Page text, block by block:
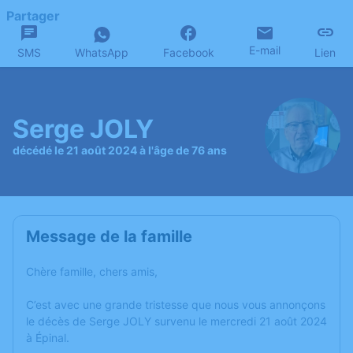
Partager
SMS WhatsApp Facebook E-mail Lien
Serge JOLY
décédé le 21 août 2024 à l'âge de 76 ans
Message de la famille
Chère famille, chers amis,
C’est avec une grande tristesse que nous vous annonçons
le décès de Serge JOLY survenu le mercredi 21 août 2024
à Épinal.